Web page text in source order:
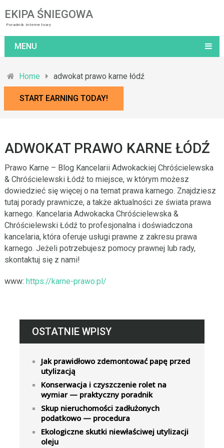
EKIPA ŚNIEGOWA
Poradnik internetowy
MENU
Home adwokat prawo karne łódź
START EARNING TODAY!
ADWOKAT PRAWO KARNE ŁÓDŹ
Prawo Karne – Blog Kancelarii Adwokackiej Chróścielewska
& Chróścielewski Łódź to miejsce, w którym możesz
dowiedzieć się więcej o na temat prawa karnego. Znajdziesz
tutaj porady prawnicze, a także aktualności ze świata prawa
karnego. Kancelaria Adwokacka Chróścielewska &
Chróścielewski Łódź to profesjonalna i doświadczona
kancelaria, która oferuje usługi prawne z zakresu prawa
karnego. Jeżeli potrzebujesz pomocy prawnej lub rady,
skontaktuj się z nami!
www: https://karne-prawo.pl/
OSTATNIE WPISY
Jak prawidłowo zdemontować papę przed
utylizacją
Konserwacja i czyszczenie rolet na
wymiar — praktyczny poradnik
Skup nieruchomości zadłużonych
podatkowo — procedura
Ekologiczne skutki niewłaściwej utylizacji
oleju